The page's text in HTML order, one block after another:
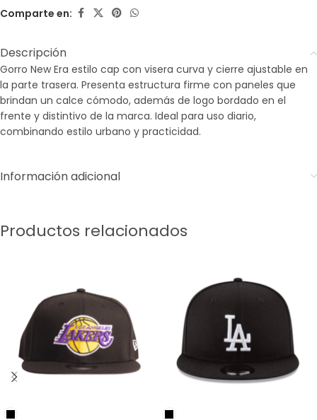
Comparte en:
Descripción
Gorro New Era estilo cap con visera curva y cierre ajustable en
la parte trasera. Presenta estructura firme con paneles que
brindan un calce cómodo, además de logo bordado en el
frente y distintivo de la marca. Ideal para uso diario,
combinando estilo urbano y practicidad.
Información adicional
Productos relacionados